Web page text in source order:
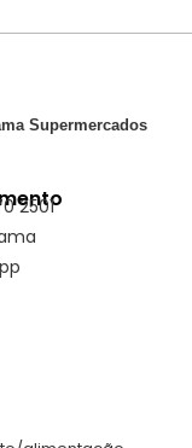
Supermercados
2501